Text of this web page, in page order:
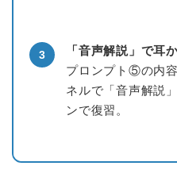
3
「音声解説」で耳
プロンプト⑤の内
ネルで「音声解説
ンで復習。